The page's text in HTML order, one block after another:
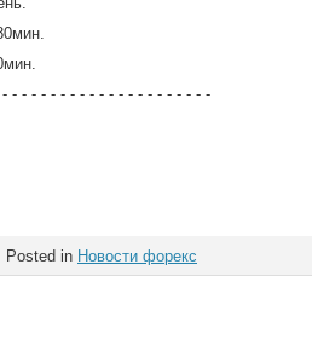
- - - - - - - - - - - - - - - - - - - - -
Posted in Новости форекс